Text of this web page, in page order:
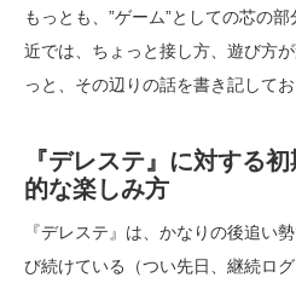
もっとも、”ゲーム”としての芯の
近では、ちょっと接し方、遊び方
っと、その辺りの話を書き記してお
『デレステ』に対する
的な楽しみ方
『デレステ』は、かなりの後追い
び続けている（つい先日、継続ロ